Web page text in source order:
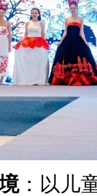
：以儿